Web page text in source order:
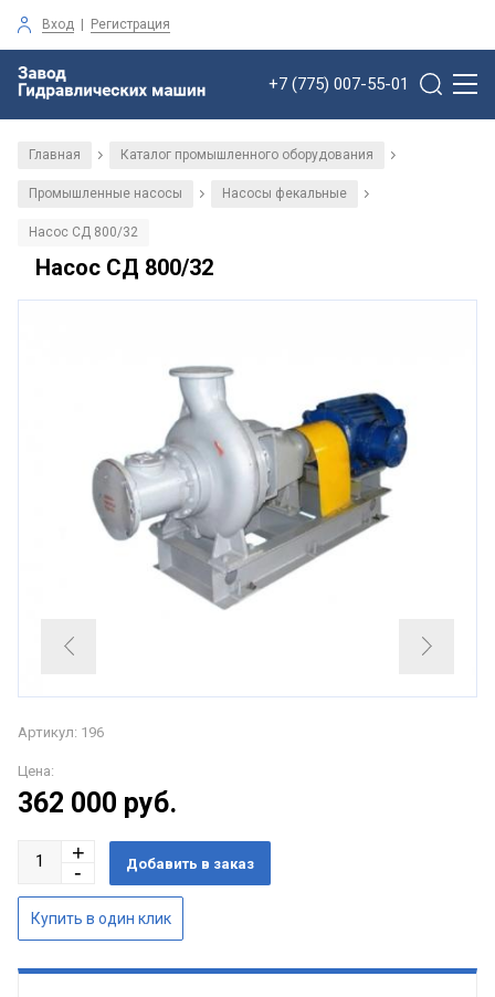
Вход | Регистрация
+7 (775) 007-55-01
Главная / Каталог промышленного оборудования /
Промышленные насосы / Насосы фекальные /
Насос СД 800/32
Насос СД 800/32
Артикул: 196
Цена:
362 000 руб.